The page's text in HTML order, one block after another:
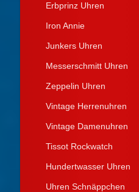
Erbprinz Uhren
Iron Annie
Junkers Uhren
Messerschmitt Uhren
Zeppelin Uhren
Vintage Herrenuhren
Vintage Damenuhren
Tissot Rockwatch
Hundertwasser Uhren
Uhren Schnäppchen